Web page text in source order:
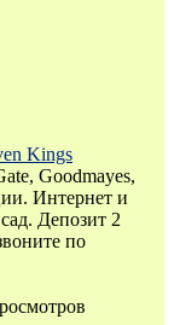
Kings
Goodmayes,
Интернет и
Депозит 2
по